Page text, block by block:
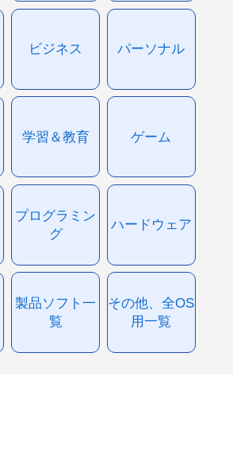
ビジネス パーソナル
学習＆教育 ゲーム
プログラミン
グ
ハードウェア
製品ソフト一
覧
その他、全OS
用一覧